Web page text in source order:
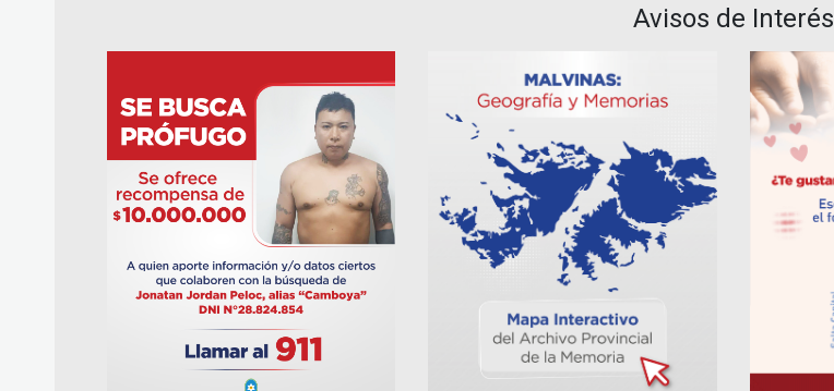
Avisos de Interés